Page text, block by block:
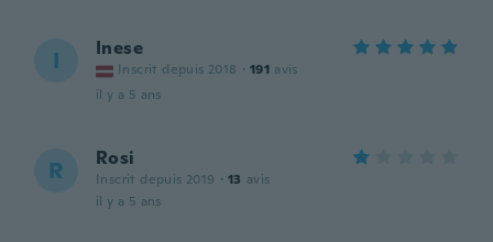
I Inese
Inscrit depuis 2018 · 191 avis
il y a 5 ans
R Rosi
Inscrit depuis 2019 · 13 avis
il y a 5 ans